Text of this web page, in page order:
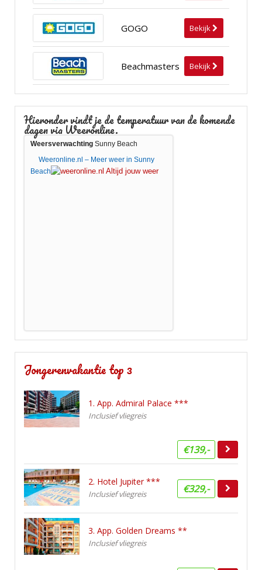
GOGO Bekijk
Beachmasters Bekijk
Hieronder vindt je de temperatuur van de komende
dagen via Weeronline.
Weersverwachting Sunny Beach
Weeronline.nl – Meer weer in Sunny
Beach
Jongerenvakantie top 3
1. App. Admiral Palace ***
Inclusief vliegreis
€139,-
2. Hotel Jupiter ***
Inclusief vliegreis €329,-
3. App. Golden Dreams **
Inclusief vliegreis